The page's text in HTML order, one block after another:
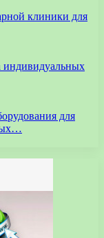
клиники для
индивидуальных
для